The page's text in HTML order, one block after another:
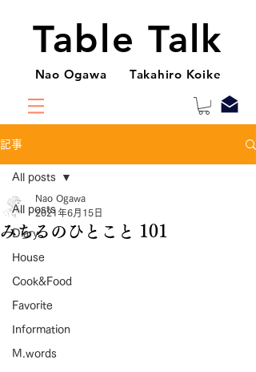
Table Talk
Nao Ogawa Takahiro Koike
記事
All posts
Diary
House
Cook&Food
Favorite
Information
M.words
All posts
みちるのひとこと 101
Nao Ogawa
2021年6月15日